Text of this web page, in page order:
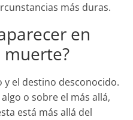
más duras.
en
muerte?
el destino desconocido.
o sobre el más allá,
está más allá del